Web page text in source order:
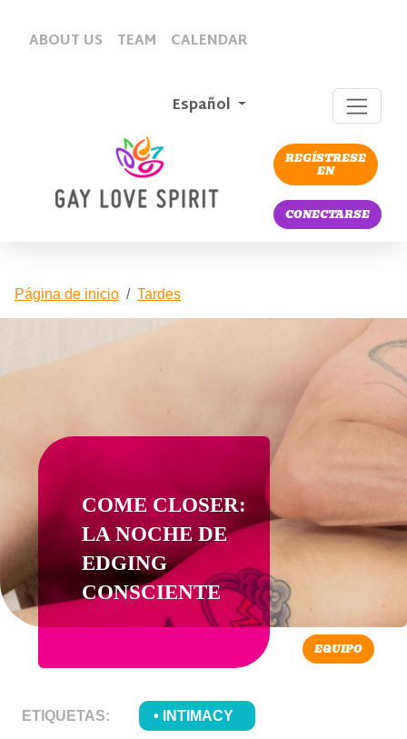
ABOUT US TEAM CALENDAR
Español
REGÍSTRESE
EN
CONECTARSE
Página de inicio Tardes
COME CLOSER:
LA NOCHE DE
EDGING
CONSCIENTE
EQUIPO
ETIQUETAS: INTIMACY